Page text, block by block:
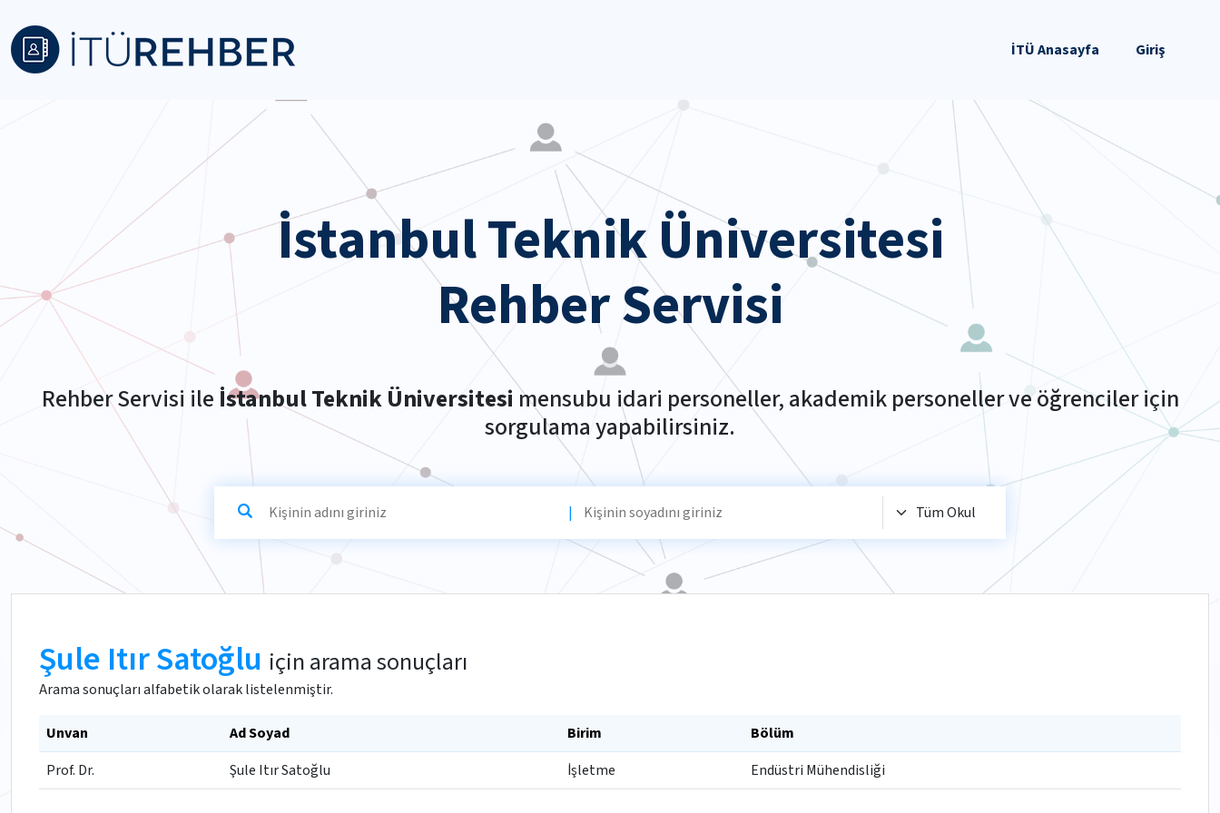
İTÜ Anasayfa Giriş
İstanbul Teknik Üniversitesi
Rehber Servisi
Rehber Servisi ile İstanbul Teknik Üniversitesimensubu idari personeller, akademik personeller ve öğrenciler için
sorgulama yapabilirsiniz.
|
Şule Itır Satoğlu için arama sonuçları
Arama sonuçları alfabetik olarak listelenmiştir.
Unvan Ad Soyad Birim
Bölüm
Prof. Dr.
Şule Itır Satoğlu İşletme Endüstri Mühendisliği